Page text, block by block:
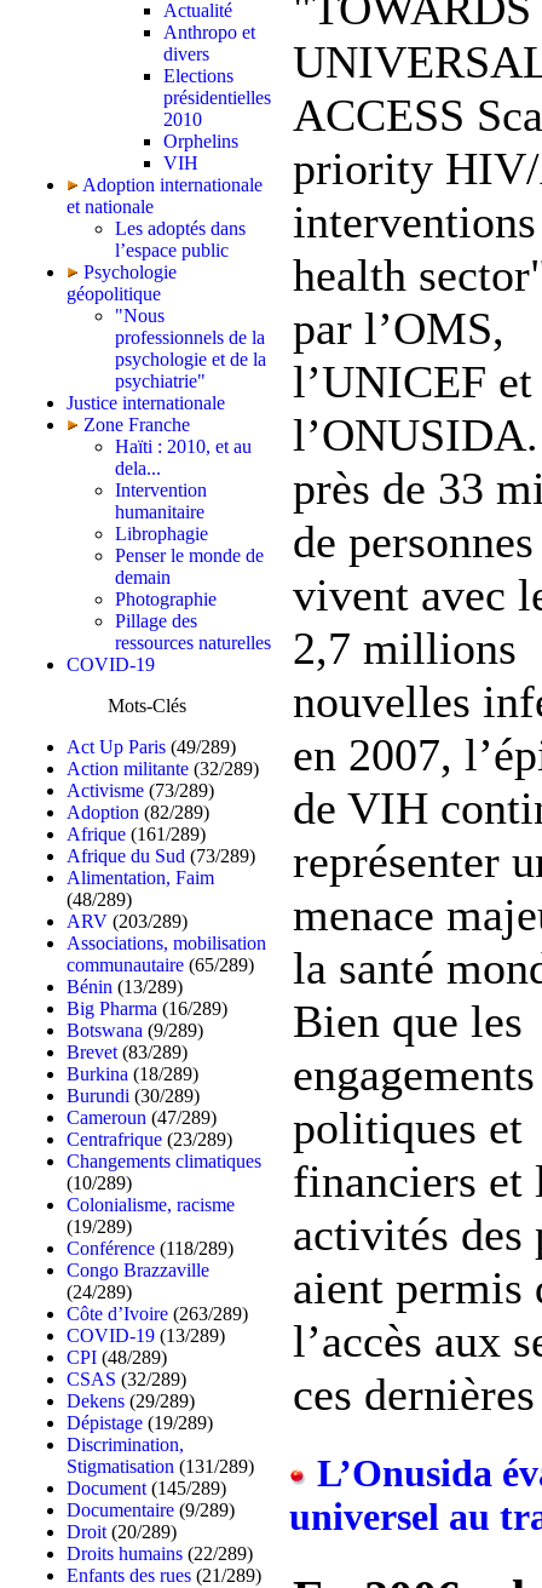
Actualité
Anthropo et
divers
Elections
présidentielles
2010
Orphelins
VIH
Adoption internationale
et nationale
Les adoptés dans
l’espace public
Psychologie
géopolitique
"Nous
professionnels de la
psychologie et de la
psychiatrie"
Justice internationale
Zone Franche
Haïti : 2010, et au
dela...
Intervention
humanitaire
Librophagie
Penser le monde de
demain
Photographie
Pillage des
ressources naturelles
COVID-19
Mots-Clés
Act Up Paris (49/289)
Action militante (32/289)
Activisme (73/289)
Adoption (82/289)
Afrique (161/289)
Afrique du Sud (73/289)
Alimentation, Faim
(48/289)
ARV (203/289)
Associations, mobilisation
communautaire (65/289)
Bénin (13/289)
Big Pharma (16/289)
Botswana (9/289)
Brevet (83/289)
Burkina (18/289)
Burundi (30/289)
Cameroun (47/289)
Centrafrique (23/289)
Changements climatiques
(10/289)
Colonialisme, racisme
(19/289)
Conférence (118/289)
Congo Brazzaville
(24/289)
Côte d’Ivoire (263/289)
COVID-19 (13/289)
CPI (48/289)
CSAS (32/289)
Dekens (29/289)
Dépistage (19/289)
Discrimination,
Stigmatisation (131/289)
Document (145/289)
Documentaire (9/289)
Droit (20/289)
Droits humains (22/289)
Enfants des rues (21/289)
ACCESS
priority
health
par l’OMS,
l’UNICEF et
près de 33
de
vivent avec
2,7 millions
nouvelles
en 2007,
de VIH
représenter
menace
la santé
Bien que les
engagements
politiques et
financiers et
activités des
aient permis
l’accès aux
ces
L’Onusida
universel au